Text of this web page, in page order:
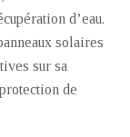
d’eau.
solaires
sur sa
de